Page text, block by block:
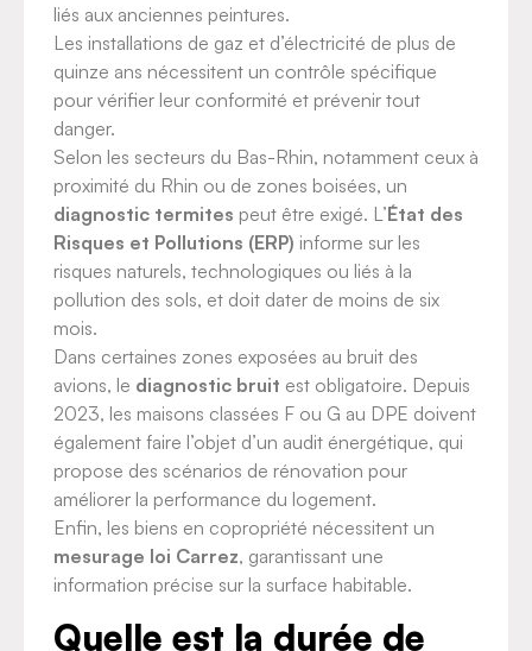
liés aux anciennes peintures.
Les installations de gaz et d’électricité de plus de
quinze ans nécessitent un contrôle spécifique
pour vérifier leur conformité et prévenir tout
danger.
Selon les secteurs du Bas-Rhin, notamment ceux à
proximité du Rhin ou de zones boisées, un
diagnostic termites peut être exigé. L’État des
Risques et Pollutions (ERP) informe sur les
risques naturels, technologiques ou liés à la
pollution des sols, et doit dater de moins de six
mois.
Dans certaines zones exposées au bruit des
avions, le diagnostic bruit est obligatoire. Depuis
2023, les maisons classées F ou G au DPE doivent
également faire l’objet d’un audit énergétique, qui
propose des scénarios de rénovation pour
améliorer la performance du logement.
Enfin, les biens en copropriété nécessitent un
mesurage loi Carrez, garantissant une
information précise sur la surface habitable.
Quelle est la durée de